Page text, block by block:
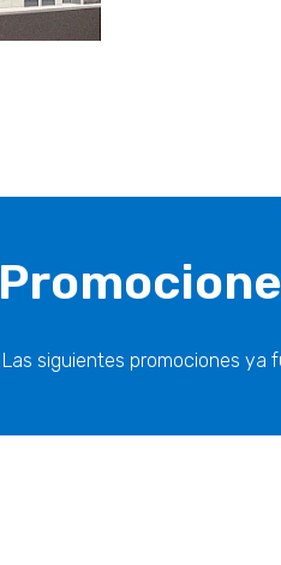
Las siguientes promociones ya